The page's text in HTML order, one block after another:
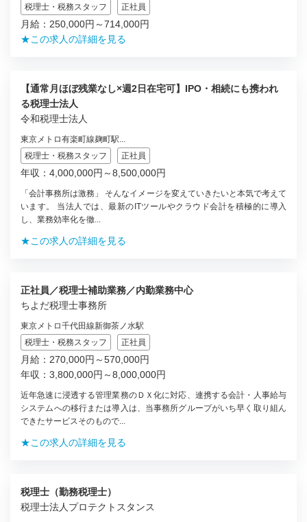
税理士・税務スタッフ 正社員
月給：250,000円～714,000円
★この求人の詳細を見る
【通常月ほぼ残業なし×週2日在宅可】IPO・相続にも携われ
る税理士法人
令和税理士法人
東京メトロ有楽町線麹町駅...
税理士・税務スタッフ
正社員
年収：4,000,000円～8,500,000円
「会計事務所は激務」 そんなイメージを変えていきたいと本気で考えて
います。 当法人では、最新のITツールやクラウド会計を積極的に導入
し、業務効率化を徹...
★この求人の詳細を見る
正社員／税理士補助業務／内勤業務中心
ちよだ税理士事務所
東京メトロ千代田線新御茶ノ水駅
税理士・税務スタッフ
正社員
月給：270,000円～570,000円
年収：3,800,000円～8,000,000円
近年急速に浸透する管理業務のＤＸ化に対応、連携する会計・人事給与
システムへの移行または導入は、当事務所グループがいち早く取り組ん
できたサービスそのもので...
★この求人の詳細を見る
税理士（勤務税理士）
税理士法人プロテクトスタンス